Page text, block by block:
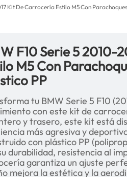
Kit De Carrocería Estilo M5 Con
F10 Serie 5 2010-
M5 Con
PP
tu BMW Serie 5 F10
con este kit de
y trasero, este kit está
más agresiva y
con plástico PP
durabilidad, resistencia al
garantiza un ajuste
mejora la estética y la